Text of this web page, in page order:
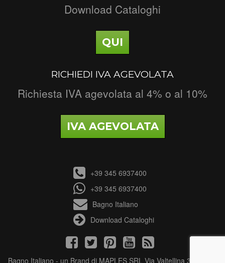
Download Cataloghi
QUI
RICHIEDI IVA AGEVOLATA
Richiesta IVA agevolata al 4% o al 10%
IVA AGEVOLATA
+39 345 6937400
+39 345 6937400
Bagno Italiano
Download Cataloghi
Bagno Italiano - un Brand di MAPLES SRL Via Valtellina 3 - 21040